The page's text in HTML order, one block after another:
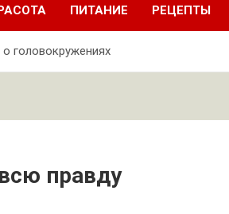
ПИТАНИЕ РЕЦЕПТЫ
головокружениях
правду